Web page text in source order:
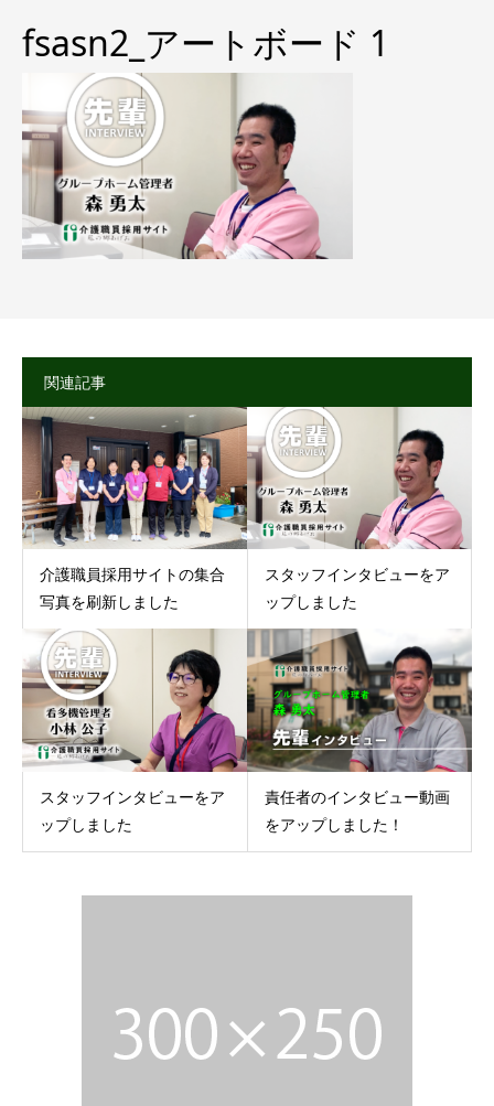
fsasn2_アートボード 1
関連記事
介護職員採用サイトの集合
写真を刷新しました
スタッフインタビューをア
ップしました
スタッフインタビューをア
ップしました
責任者のインタビュー動画
をアップしました！